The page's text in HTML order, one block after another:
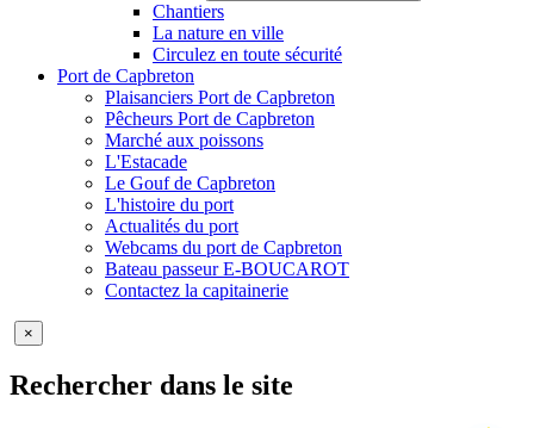
Chantiers
La nature en ville
Circulez en toute sécurité
Port de Capbreton
Plaisanciers Port de Capbreton
Pêcheurs Port de Capbreton
Marché aux poissons
L'Estacade
Le Gouf de Capbreton
L'histoire du port
Actualités du port
Webcams du port de Capbreton
Bateau passeur E-BOUCAROT
Contactez la capitainerie
×
Rechercher dans le site